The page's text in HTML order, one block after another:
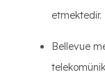
etmektedir.
Bellevue